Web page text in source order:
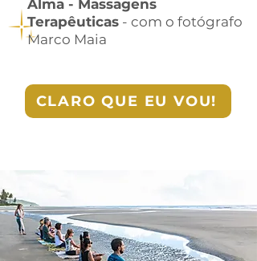
Alma - Massagens
Terapêuticas - com o fotógrafo
Marco Maia
CLARO QUE EU VOU!